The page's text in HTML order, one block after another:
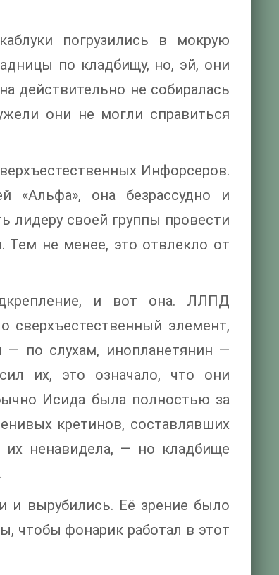
погрузились в мокрую
по кладбищу, но, эй, они
действительно не собиралась
они не могли справиться
Инфорсеров.
«Альфа», она безрассудно и
лидеру своей группы провести
Тем не менее, это отвлекло от
и вот она. ЛЛПД
сверхъестественный элемент,
— по слухам, инопланетянин —
их, это означало, что они
Исида была полностью за
кретинов, составлявших
ненавидела, — но кладбище
и вырубились. Её зрение было
чтобы фонарик работал в этот